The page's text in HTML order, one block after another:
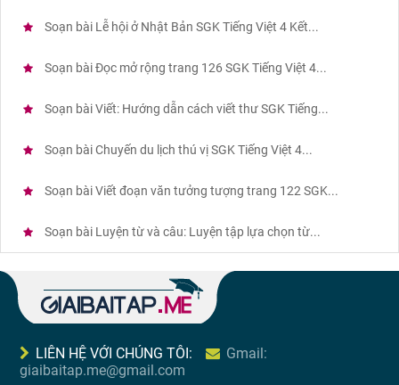
Soạn bài Lễ hội ở Nhật Bản SGK Tiếng Việt 4 Kết...
Soạn bài Đọc mở rộng trang 126 SGK Tiếng Việt 4...
Soạn bài Viết: Hướng dẫn cách viết thư SGK Tiếng...
Soạn bài Chuyến du lịch thú vị SGK Tiếng Việt 4...
Soạn bài Viết đoạn văn tưởng tượng trang 122 SGK...
Soạn bài Luyện từ và câu: Luyện tập lựa chọn từ...
LIÊN HỆ VỚI CHÚNG TÔI:
Gmail:
giaibaitap.me@gmail.com